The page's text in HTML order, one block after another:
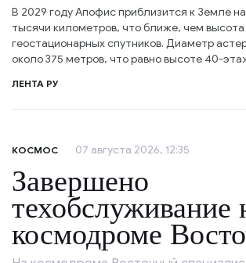
В 2029 году Апофис приблизится к Земле
тысячи километров, что ближе, чем высота
геостационарных спутников. Диаметр
около 375 метров, что равно высоте 40-
ЛЕНТА РУ
КОСМОС 07 августа 2026, 12:35
Завершено
техобслуживание
космодроме